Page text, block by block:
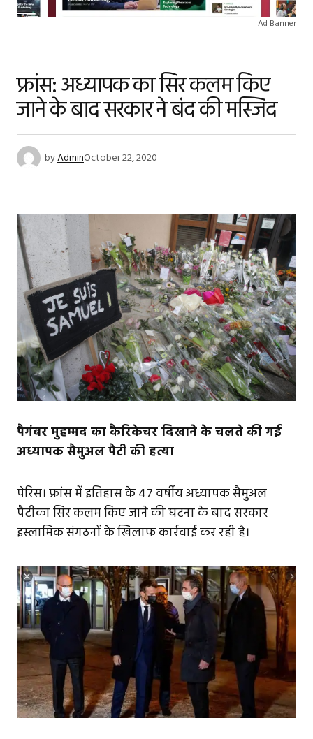
Ad Banner
फ्रांस: अध्यापक का सिर कलम किए
जाने के बाद सरकार ने बंद की मस्जिद
byAdminOctober 22, 2020
पैगंबर मुहम्मद का कैरिकेचर दिखाने के चलते की गई
अध्यापक सैमुअल पैटी की हत्या
पेरिस। फ्रांस में इतिहास के 47 वर्षीय अध्यापक सैमुअल
पैटीका सिर कलम किए जाने की घटना के बाद सरकार
इस्लामिक संगठनों के खिलाफ कार्रवाई कर रही है।